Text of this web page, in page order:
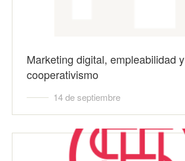
Marketing digital, empleabilidad y
cooperativismo
14 de septiembre